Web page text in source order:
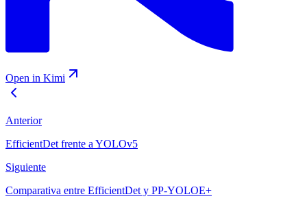
Open in Kimi
Anterior
EfficientDet frente a YOLOv5
Siguiente
Comparativa entre EfficientDet y PP-YOLOE+